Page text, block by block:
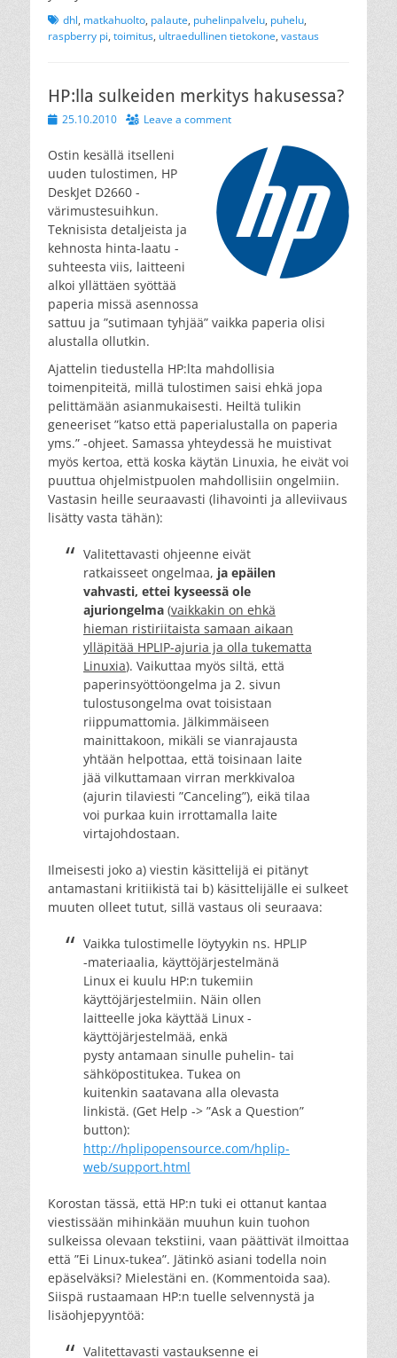
Tagsdhl, matkahuolto, palaute, puhelinpalvelu, puhelu,
raspberry pi, toimitus, ultraedullinen tietokone, vastaus
HP:lla sulkeiden merkitys hakusessa?
Posted
25.10.2010 Leave a comment
Ostin kesällä itselleni
uuden tulostimen, HP
DeskJet D2660 -
värimustesuihkun.
Teknisista detaljeista ja
kehnosta hinta-laatu -
suhteesta viis, laitteeni
alkoi yllättäen syöttää
paperia missä asennossa
sattuu ja ”sutimaan tyhjää” vaikka paperia olisi
alustalla ollutkin.
Ajattelin tiedustella HP:lta mahdollisia
toimenpiteitä, millä tulostimen saisi ehkä jopa
pelittämään asianmukaisesti. Heiltä tulikin
geneeriset ”katso että paperialustalla on paperia
yms.” -ohjeet. Samassa yhteydessä he muistivat
myös kertoa, että koska käytän Linuxia, he eivät voi
puuttua ohjelmistpuolen mahdollisiin ongelmiin.
Vastasin heille seuraavasti (lihavointi ja alleviivaus
lisätty vasta tähän):
Valitettavasti ohjeenne eivät
ratkaisseet ongelmaa, ja epäilen
vahvasti, ettei kyseessä ole
ajuriongelma (vaikkakin on ehkä
hieman ristiriitaista samaan aikaan
ylläpitää HPLIP-ajuria ja olla tukematta
Linuxia). Vaikuttaa myös siltä, että
paperinsyöttöongelma ja 2. sivun
tulostusongelma ovat toisistaan
riippumattomia. Jälkimmäiseen
mainittakoon, mikäli se vianrajausta
yhtään helpottaa, että toisinaan laite
jää vilkuttamaan virran merkkivaloa
(ajurin tilaviesti ”Canceling”), eikä tilaa
voi purkaa kuin irrottamalla laite
virtajohdostaan.
Ilmeisesti joko a) viestin käsittelijä ei pitänyt
antamastani kritiikistä tai b) käsittelijälle ei sulkeet
muuten olleet tutut, sillä vastaus oli seuraava:
Vaikka tulostimelle löytyykin ns. HPLIP
-materiaalia, käyttöjärjestelmänä
Linux ei kuulu HP:n tukemiin
käyttöjärjestelmiin. Näin ollen
laitteelle joka käyttää Linux -
käyttöjärjestelmää, enkä
pysty antamaan sinulle puhelin- tai
sähköpostitukea. Tukea on
kuitenkin saatavana alla olevasta
linkistä. (Get Help -> ”Ask a Question”
button):
http://hplipopensource.com/hplip-
web/support.html
Korostan tässä, että HP:n tuki ei ottanut kantaa
viestissään mihinkään muuhun kuin tuohon
sulkeissa olevaan tekstiini, vaan päättivät ilmoittaa
että ”Ei Linux-tukea”. Jätinkö asiani todella noin
epäselväksi? Mielestäni en. (Kommentoida saa).
Siispä rustaamaan HP:n tuelle selvennystä ja
lisäohjepyyntöä:
Valitettavasti vastauksenne ei